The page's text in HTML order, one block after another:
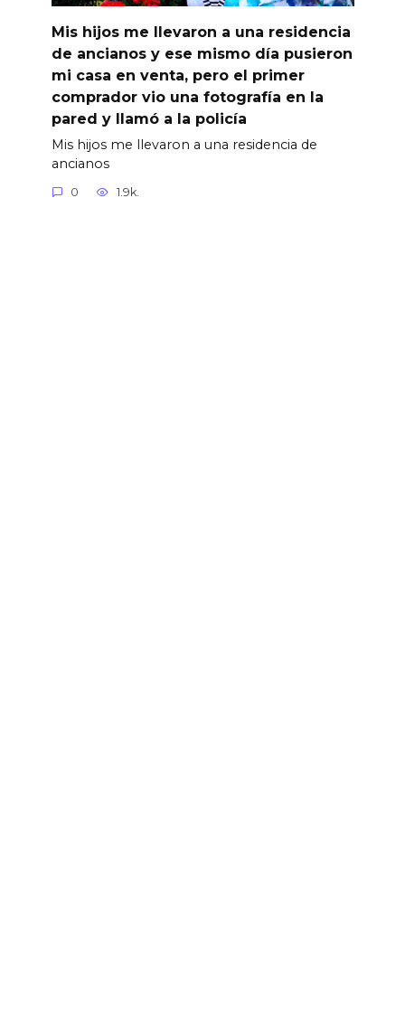
Mis hijos me llevaron a una residencia
de ancianos y ese mismo día pusieron
mi casa en venta, pero el primer
comprador vio una fotografía en la
pared y llamó a la policía
Mis hijos me llevaron a una residencia de
ancianos
0 1.9k.